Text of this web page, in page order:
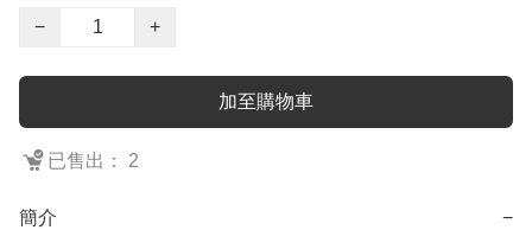
−
+
加至購物車
已售出： 2
簡介 −